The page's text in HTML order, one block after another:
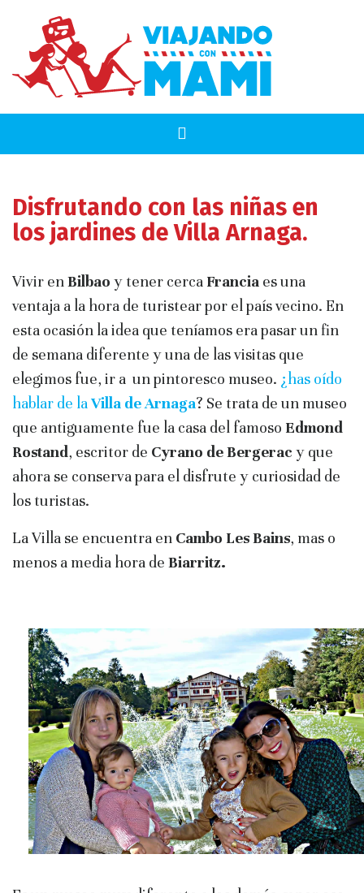
Disfrutando con las niñas en
los jardines de Villa Arnaga.
Vivir enBilbao y tener cerca Francia es una
ventaja a la hora de turistear por el país vecino. En
esta ocasión la idea que teníamos era pasar un fin
de semana diferente y una de las visitas que
elegimos fue, ir a un pintoresco museo. ¿has oído
hablar de laVilla de Arnaga? Se trata de un museo
que antiguamente fue la casa del famoso Edmond
Rostand, escritor de Cyrano de Bergerac y que
ahora se conserva para el disfrute y curiosidad de
los turistas.
La Villa se encuentra en Cambo Les Bains, mas o
menos a media hora de Biarritz.